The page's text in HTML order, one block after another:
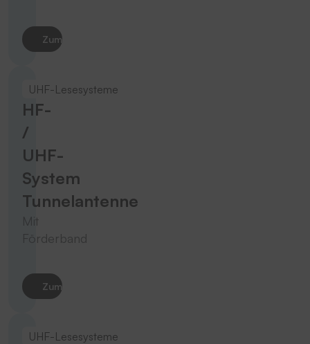
Zum Produkt
UHF-Lesesysteme
HF-
/
UHF-
System
Tunnelantenne
Mit
Förderband
Zum Produkt
UHF-Lesesysteme